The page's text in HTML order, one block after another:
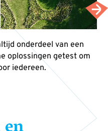
onderdeel van een
oplossingen getest om
iedereen.